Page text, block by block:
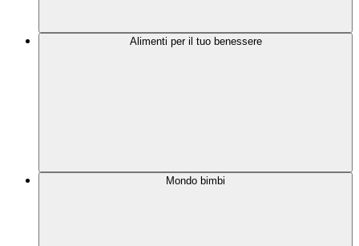
Alimenti per il tuo benessere
Mondo bimbi